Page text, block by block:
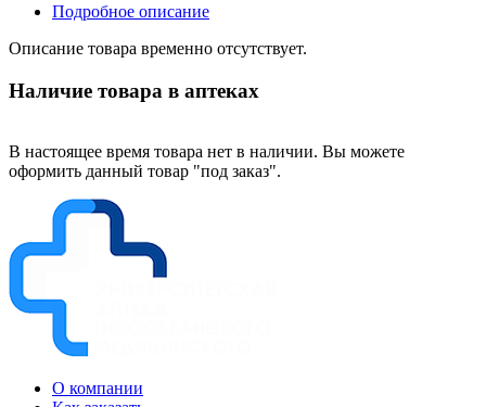
Подробное описание
Описание товара временно отсутствует.
Наличие товара в аптеках
В настоящее время товара нет в наличии. Вы можете
оформить данный товар "под заказ".
О компании